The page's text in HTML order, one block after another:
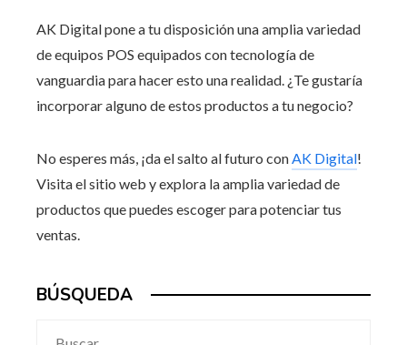
AK Digital pone a tu disposición una amplia variedad
de equipos POS equipados con tecnología de
vanguardia para hacer esto una realidad. ¿Te gustaría
incorporar alguno de estos productos a tu negocio?
No esperes más, ¡da el salto al futuro conAK Digital!
Visita el sitio web y explora la amplia variedad de
productos que puedes escoger para potenciar tus
ventas.
BÚSQUEDA